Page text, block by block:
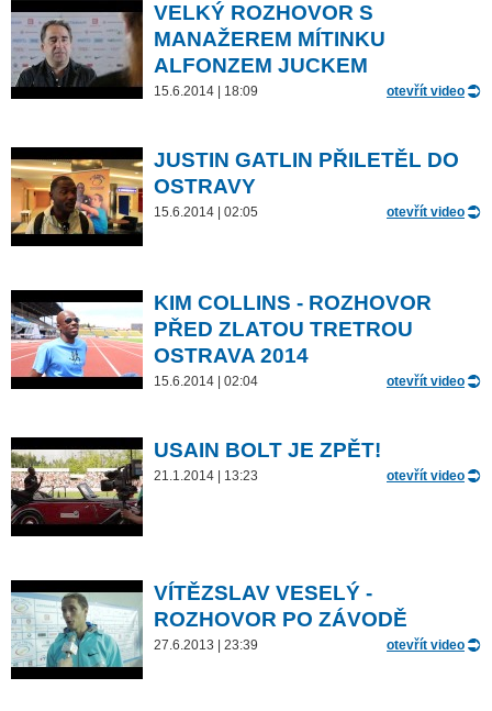
VELKÝ ROZHOVOR S
MANAŽEREM MÍTINKU
ALFONZEM JUCKEM
15.6.2014 | 18:09 otevřít video
JUSTIN GATLIN PŘILETĚL DO
OSTRAVY
15.6.2014 | 02:05 otevřít video
KIM COLLINS - ROZHOVOR
PŘED ZLATOU TRETROU
OSTRAVA 2014
15.6.2014 | 02:04 otevřít video
USAIN BOLT JE ZPĚT!
21.1.2014 | 13:23 otevřít video
VÍTĚZSLAV VESELÝ -
ROZHOVOR PO ZÁVODĚ
27.6.2013 | 23:39 otevřít video